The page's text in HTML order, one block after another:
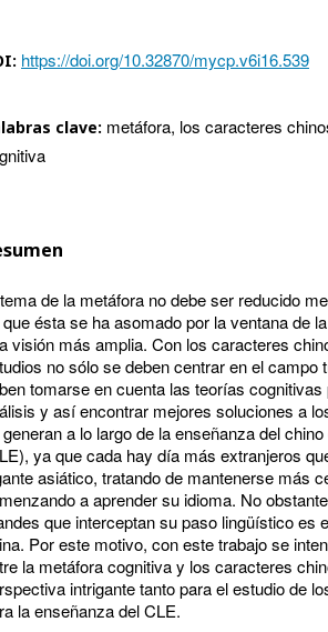
https://doi.org/10.32870/mycp.v6i16.539
clave: metáfora, los caracteres
de la metáfora no debe ser reducido
ésta se ha asomado por la ventana de
visión más amplia. Con los caracteres
no sólo se deben centrar en el campo
tomarse en cuenta las teorías
y así encontrar mejores soluciones a
a lo largo de la enseñanza del
ya que cada hay día más extranjeros
asiático, tratando de mantenerse más
a aprender su idioma. No
que interceptan su paso lingüístico es
Por este motivo, con este trabajo se
la metáfora cognitiva y los caracteres
intrigante tanto para el estudio de
la enseñanza del CLE.